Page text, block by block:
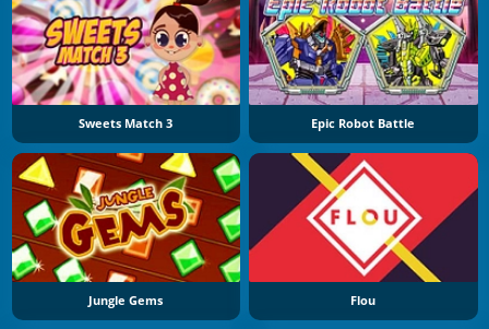
Sweets Match 3 Epic Robot Battle
Jungle Gems Flou